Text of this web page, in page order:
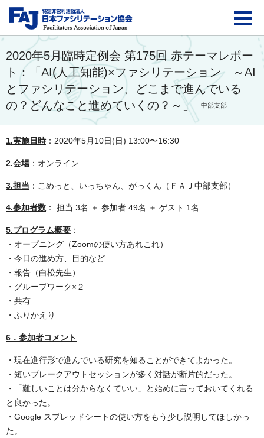
FAJ：特定非営利活動
2020年5月臨時定例会 第175回 赤テーマレポー
ト：「AI(人工知能)×ファシリテーション ～AI
とファシリテーション、どこまで進んでいる
の？どんなこと進めていくの？～」
中部支部
1.実施日時：2020年5月10日(日) 13:00〜16:30
2.会場：オンライン
3.担当 ：こめっと、いっちゃん、がっくん（ＦＡＪ中部支部）
4.参加者数 ： 担当 3名 ＋ 参加者 49名 ＋ ゲスト 1名
5.プログラム概要 ：
・オープニング（Zoomの使い方あれこれ）
・今日の進め方、目的など
・報告（白松先生）
・グループワーク×２
・共有
・ふりかえり
6．参加者コメント
・現在進行形で進んでいる研究を知ることができてよかった。
・短いブレークアウトセッションが多く対話が断片的だった。
・「難しいことは分からなくていい」と始めに言っておいてくれる
と良かった。
・Google スプレッドシートの使い方をもう少し説明してほしかっ
た。